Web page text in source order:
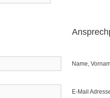
Name,
E-Mail